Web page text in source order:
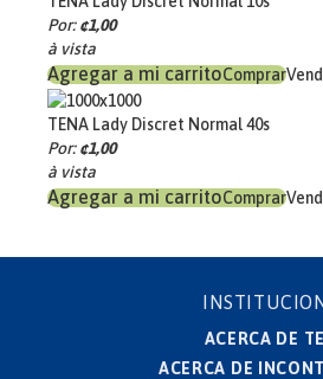
Por:¢1,00
à vista
Comprar
TENA Lady Discret Normal 40s
Por:¢1,00
à vista
Comprar
ACERCA DE
ACERCA DE